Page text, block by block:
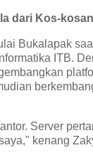
dari Kos-kosan
Bukalapak
ITB.
Server
kenang